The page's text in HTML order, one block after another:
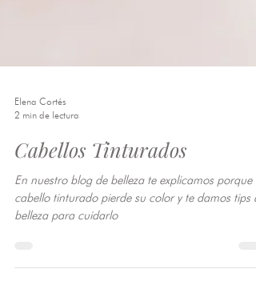
Elena Cortés
2 min de lectura
Cabellos Tinturados
En nuestro blog de belleza te explicamos porque el